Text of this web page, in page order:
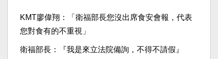
KMT廖偉翔：「衛福部長您沒出席食安會報，代表
您對食有的不重視」
衛福部長：『我是來立法院備詢，不得不請假』